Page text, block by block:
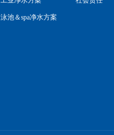
泳池＆spa净水方案